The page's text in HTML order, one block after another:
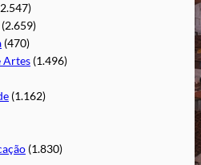
(2.659)
(470)
Artes (1.496)
(1.162)
(1.830)